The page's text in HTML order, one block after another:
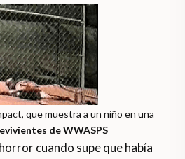
que muestra a un niño en una
de WWASPS
cuando supe que había